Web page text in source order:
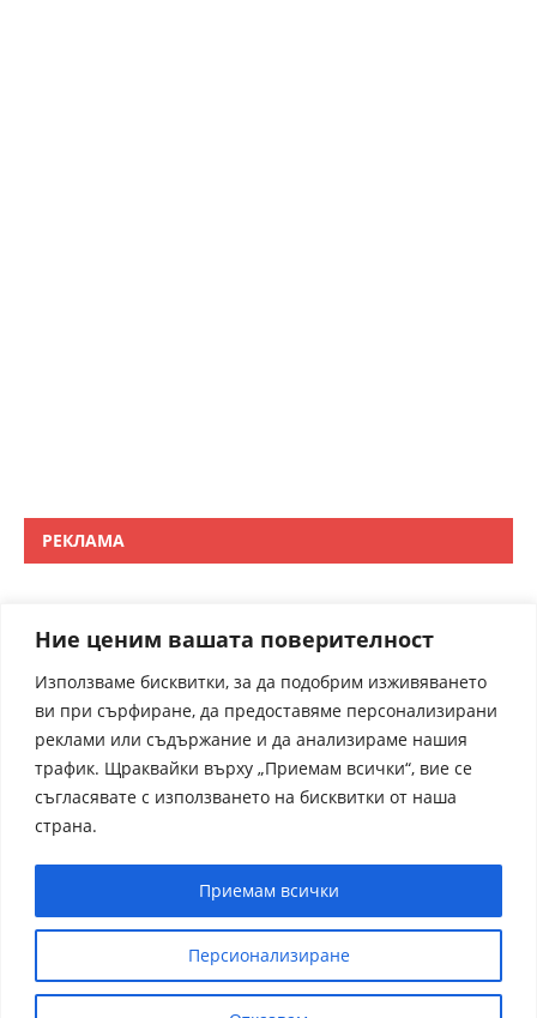
Ние ценим вашата поверителност
Използваме бисквитки, за да подобрим изживяването
ви при сърфиране, да предоставяме персонализирани
реклами или съдържание и да анализираме нашия
трафик. Щраквайки върху „Приемам всички“, вие се
съгласявате с използването на бисквитки от наша
страна.
Персионализиране
Приемам всички
РЕКЛАМА